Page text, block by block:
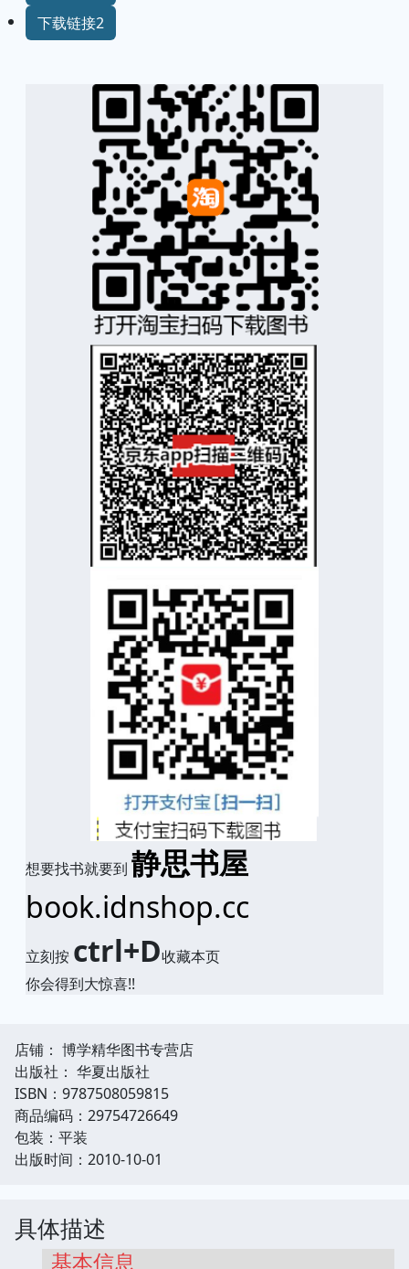
下载链接2
想要找书就要到 静思书屋
book.idnshop.cc
立刻按 ctrl+D收藏本页
你会得到大惊喜!!
店铺： 博学精华图书专营店
出版社： 华夏出版社
ISBN：9787508059815
商品编码：29754726649
包装：平装
出版时间：2010-10-01
具体描述
基本信息